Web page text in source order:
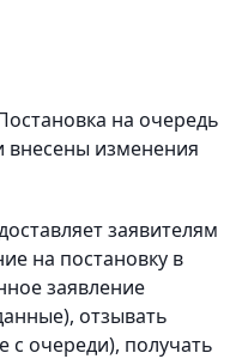
на очередь
внесены изменения
заявителям
на постановку в
заявление
отзывать
с очереди), получать